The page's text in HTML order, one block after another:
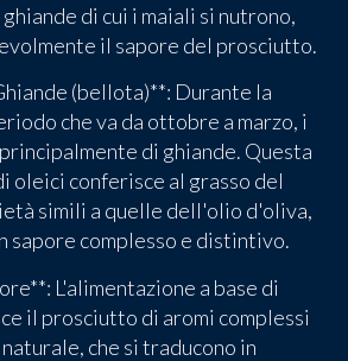
di cui i maiali si nutrono,
il sapore del prosciutto.
(bellota)**: Durante la
che va da ottobre a marzo, i
di ghiande. Questa
oleici conferisce al grasso del
simili a quelle dell'olio d'oliva,
sapore complesso e distintivo.
L'alimentazione a base di
il prosciutto di aromi complessi
che si traducono in